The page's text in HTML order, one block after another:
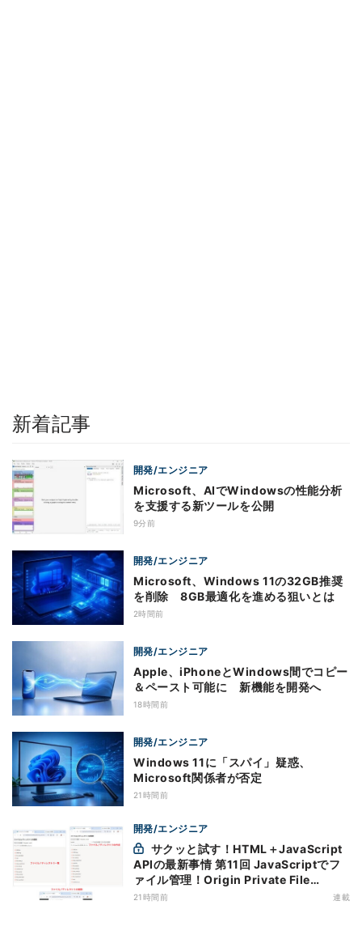
新着記事
開発/エンジニア
Microsoft、AIでWindowsの性能分析
を支援する新ツールを公開
9分前
開発/エンジニア
Microsoft、Windows 11の32GB推奨
を削除 8GB最適化を進める狙いとは
2時間前
開発/エンジニア
Apple、iPhoneとWindows間でコピー
＆ペースト可能に 新機能を開発へ
18時間前
開発/エンジニア
Windows 11に「スパイ」疑惑、
Microsoft関係者が否定
21時間前
開発/エンジニア
APIの最新事情 第11回 JavaScriptでフ
ァイル管理！Origin Private File
Systemを活用する
21時間前 連載